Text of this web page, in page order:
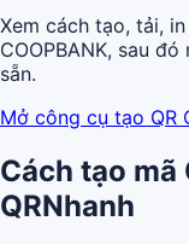
Xem cách tạo, tải,
COOPBANK, sau
sẵn.
Mở công cụ tạo QR
Cách tạo mã
QRNhanh